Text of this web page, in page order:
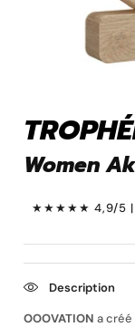
Women
★★★★★ 4,9/5 |
Description
OOOVATION a créé